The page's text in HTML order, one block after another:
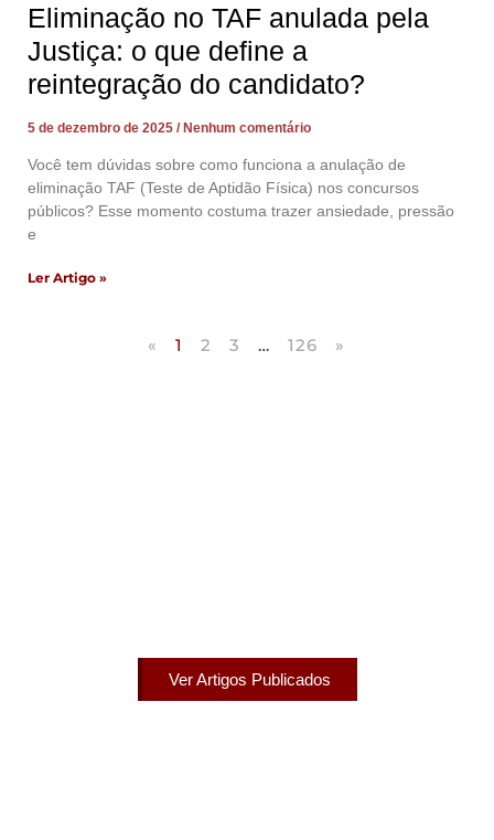
Eliminação no TAF anulada pela
Justiça: o que define a
reintegração do candidato?
5 de dezembro de 2025 Nenhum comentário
Você tem dúvidas sobre como funciona a anulação de
eliminação TAF (Teste de Aptidão Física) nos concursos
públicos? Esse momento costuma trazer ansiedade, pressão
e
Ler Artigo »
« 1 2 3 … 126 »
Ver Artigos Publicados